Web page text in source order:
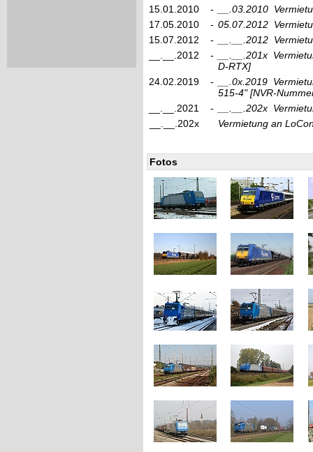
15.01.2010
- __.03.2010
17.05.2010
- 05.07.2012
15.07.2012
- __.__.2012
__.__.2012
- __.__.201x
D-RTX]
24.02.2019
- __.0x.2019
515-4"[NVR-
__.__.2021
- __.__.202x
__.__.202x
Vermietung an
Fotos